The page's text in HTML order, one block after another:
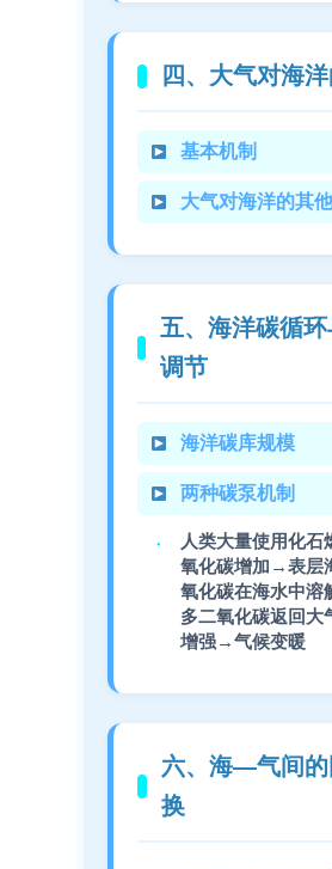
四、大气对海
基本机制
大气对海洋的其
五、海洋碳循
调节
海洋碳库规模
两种碳泵机制
人类大量使用化
氧化碳增加→表层
氧化碳在海水中
多二氧化碳返回
增强→气候变暖
六、海—气间的
换